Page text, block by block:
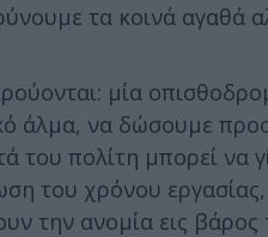
τα κοινά αγαθά
μία
άλμα, να δώσουμε
πολίτη μπορεί να
του χρόνου εργασίας,
την ανομία εις